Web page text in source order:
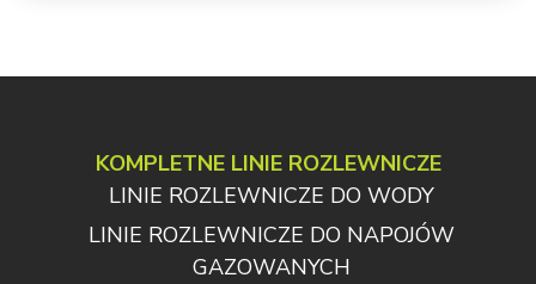
KOMPLETNE LINIE ROZLEWNICZE
LINIE ROZLEWNICZE DO WODY
LINIE ROZLEWNICZE DO NAPOJÓW
GAZOWANYCH